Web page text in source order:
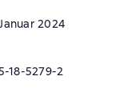
2024
18-5279-2